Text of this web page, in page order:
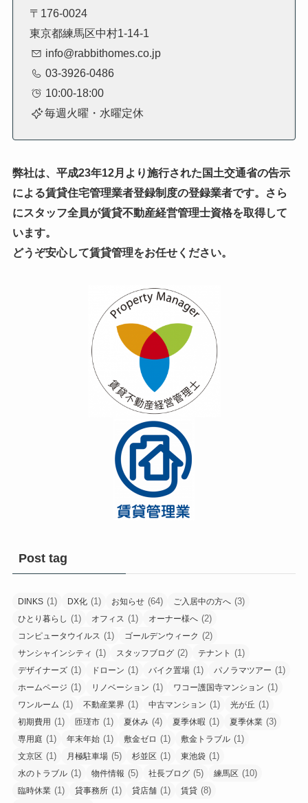
〒176-0024
東京都練馬区中村1-14-1
info@rabbithomes.co.jp
03-3926-0486
10:00-18:00
毎週火曜・水曜定休
弊社は、平成23年12月より施行された国土交通省の告示
による賃貸住宅管理業者登録制度の登録業者です。
さら
にスタッフ全員が賃貸不動産経営管理士資格を取得して
います。
どうぞ安心して賃貸管理をお任せください。
Post tag
DINKS (1) DX化 (1) お知らせ (64) ご入居中の方へ (3)
ひとり暮らし (1) オフィス (1) オーナー様へ (2)
コンピュータウイルス (1) ゴールデンウィーク (2)
サンシャインシティ (1) スタッフブログ (2) テナント (1)
デザイナーズ (1) ドローン (1) バイク置場 (1) パノラマツアー (1)
ホームページ (1) リノベーション (1) ワコー護国寺マンション (1)
ワンルーム (1) 不動産業界 (1) 中古マンション (1) 光が丘 (1)
初期費用 (1) 匝瑳市 (1) 夏休み (4) 夏季休暇 (1) 夏季休業 (3)
専用庭 (1) 年末年始 (1) 敷金ゼロ (1) 敷金トラブル (1)
文京区 (1) 月極駐車場 (5) 杉並区 (1) 東池袋 (1)
水のトラブル (1) 物件情報 (5) 社長ブログ (5) 練馬区 (10)
臨時休業 (1) 貸事務所 (1) 貸店舗 (1) 賃貸 (8)